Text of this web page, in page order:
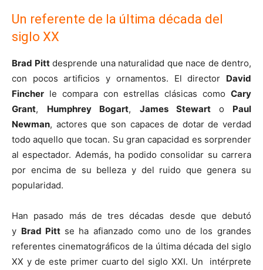
Un referente de la última década del
siglo XX
Brad Pittdesprende una naturalidad que nace de dentro,
con pocos artificios y ornamentos. El director David
Fincher le compara con estrellas clásicas como Cary
Grant, Humphrey Bogart, James Stewart o Paul
Newman, actores que son capaces de dotar de verdad
todo aquello que tocan. Su gran capacidad es sorprender
al espectador. Además, ha podido consolidar su carrera
por encima de su belleza y del ruido que genera su
popularidad.
Han pasado más de tres décadas desde que debutó
y Brad Pitt se ha afianzado como uno de los grandes
referentes cinematográficos de la última década del siglo
XX y de este primer cuarto del siglo XXI. Un intérprete